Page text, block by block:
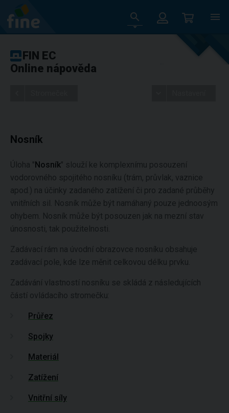
FIN EC
Online nápověda
Nosník
Úloha "Nosník" slouží ke komplexnímu posouzení
vodorovného spojitého nosníku (trám, průvlak, vaznice
apod.) na účinky zadaného zatížení či pro zadané průběhy
vnitřních sil. Nosník může být namáhaný pouze jednoosým
ohybem. Nosník může být posouzen jak na mezní stav
únosnosti, tak použitelnosti.
Zadávací rám na úvodní obrazovce nosníku obsahuje
zadávací pole, kde lze měnit celkovou délku prvku.
Zadávání vlastností nosníku se skládá z následujících
částí ovládacího stromečku:
Průřez
Spojky
Materiál
Zatížení
Vnitřní síly